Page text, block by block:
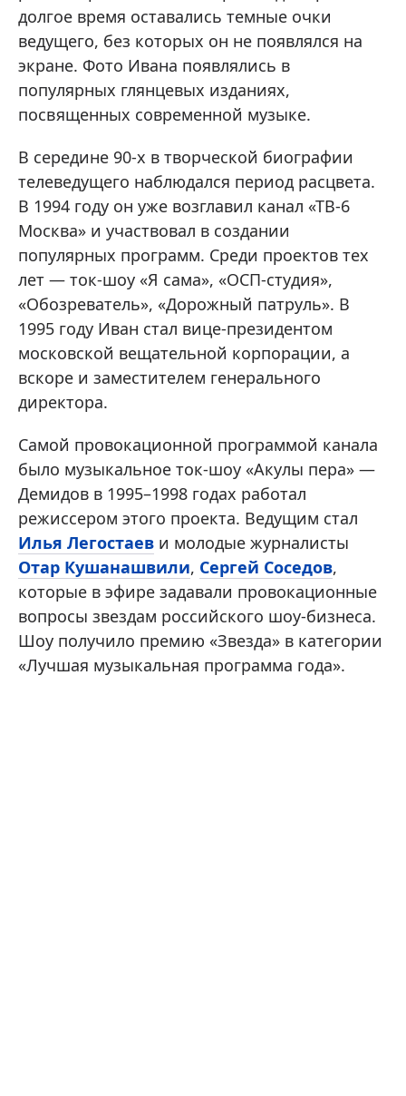
долгое время оставались темные очки
ведущего, без которых он не появлялся на
экране. Фото Ивана появлялись в
популярных глянцевых изданиях,
посвященных современной музыке.
В середине 90-х в творческой биографии
телеведущего наблюдался период расцвета.
В 1994 году он уже возглавил канал «ТВ-6
Москва» и участвовал в создании
популярных программ. Среди проектов тех
лет — ток-шоу «Я сама», «ОСП-студия»,
«Обозреватель», «Дорожный патруль». В
1995 году Иван стал вице-президентом
московской вещательной корпорации, а
вскоре и заместителем генерального
директора.
Самой провокационной программой канала
было музыкальное ток-шоу «Акулы пера» —
Демидов в 1995–1998 годах работал
режиссером этого проекта. Ведущим стал
Илья Легостаев и молодые журналисты
Отар Кушанашвили, Сергей Соседов,
которые в эфире задавали провокационные
вопросы звездам российского шоу-бизнеса.
Шоу получило премию «Звезда» в категории
«Лучшая музыкальная программа года».